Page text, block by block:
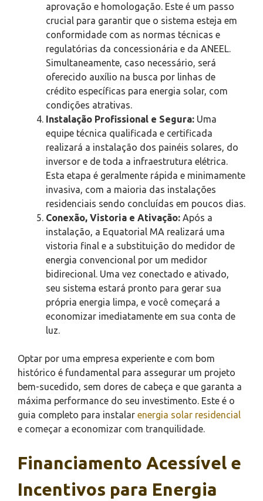
aprovação e homologação. Este é um passo
crucial para garantir que o sistema esteja em
conformidade com as normas técnicas e
regulatórias da concessionária e da ANEEL.
Simultaneamente, caso necessário, será
oferecido auxílio na busca por linhas de
crédito específicas para energia solar, com
condições atrativas.
Instalação Profissional e Segura: Uma
equipe técnica qualificada e certificada
realizará a instalação dos painéis solares, do
inversor e de toda a infraestrutura elétrica.
Esta etapa é geralmente rápida e minimamente
invasiva, com a maioria das instalações
residenciais sendo concluídas em poucos dias.
Conexão, Vistoria e Ativação: Após a
instalação, a Equatorial MA realizará uma
vistoria final e a substituição do medidor de
energia convencional por um medidor
bidirecional. Uma vez conectado e ativado,
seu sistema estará pronto para gerar sua
própria energia limpa, e você começará a
economizar imediatamente em sua conta de
luz.
Optar por uma empresa experiente e com bom
histórico é fundamental para assegurar um projeto
bem-sucedido, sem dores de cabeça e que garanta a
máxima performance do seu investimento. Este é o
guia completo para instalar energia solar residencial
e começar a economizar com tranquilidade.
Financiamento Acessível e
Incentivos para Energia